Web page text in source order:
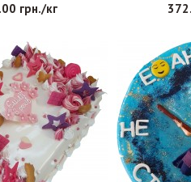
грн./кг